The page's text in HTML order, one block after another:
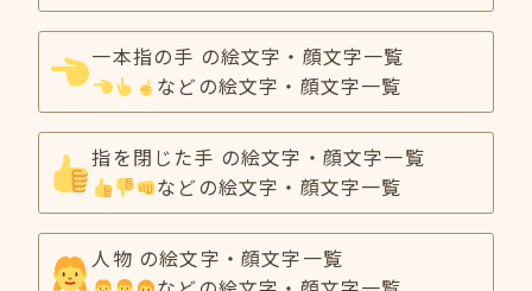
一本指の手 の絵文字・顔文字一覧
などの絵文字・顔文字一覧
指を閉じた手 の絵文字・顔文字一覧
などの絵文字・顔文字一覧
人物 の絵文字・顔文字一覧